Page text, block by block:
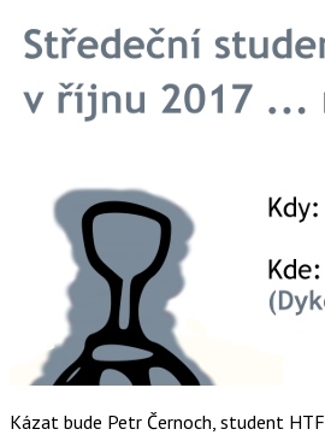
Kázat bude Petr Černoch, student HTF